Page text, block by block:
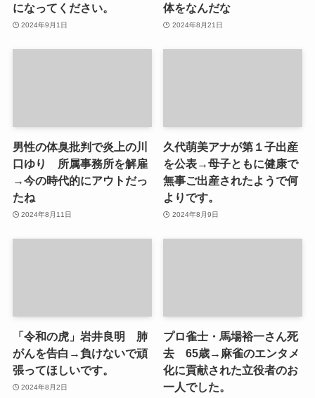
になってください。
2024年9月1日
体をなんだな
2024年8月21日
男性の体臭批判で炎上の川
口ゆり 所属事務所を解雇
→今の時代的にアウトだっ
たね
2024年8月11日
久代萌美アナが第１子出産
を公表→母子ともに健康で
無事ご出産されたようで何
よりです。
2024年8月9日
「令和の虎」岩井良明 肺
がんを告白→負けないで頑
張ってほしいです。
2024年8月2日
プロ雀士・馬場裕一さん死
去 65歳→麻雀のエンタメ
化に貢献された立役者のお
一人でした。